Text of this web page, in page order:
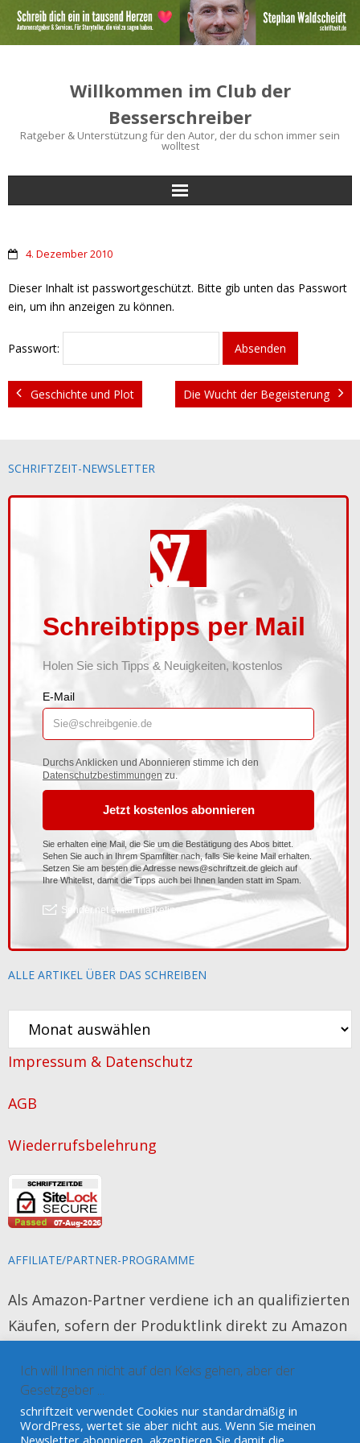
Willkommen im Club der
Besserschreiber
Ratgeber & Unterstützung für den Autor, der du schon immer sein
wolltest
Schreibtipps
Service
Blog
Kontakt
4. Dezember 2010
Dieser Inhalt ist passwortgeschützt. Bitte gib unten das Passwort
ein, um ihn anzeigen zu können.
Passwort:
Geschichte und Plot Die Wucht der Begeisterung
SCHRIFTZEIT-NEWSLETTER
ALLE ARTIKEL ÜBER DAS SCHREIBEN
Alle
Artikel
über
Impressum & Datenschutz
AGB
Wiederrufsbelehrung
AFFILIATE/PARTNER-PROGRAMME
Als Amazon-Partner verdiene ich an qualifizierten
Käufen, sofern der Produktlink direkt zu Amazon
es werden keine persönlichen Daten erhoben.
Amazon und Amazon Kindle sind eingetragene
Ich will Ihnen nicht auf den Keks gehen, aber der
Gesetzgeber ...
schriftzeit verwendet Cookies nur standardmäßig in
WordPress, wertet sie aber nicht aus. Wenn Sie meinen
Newsletter abonnieren, akzeptieren Sie damit die